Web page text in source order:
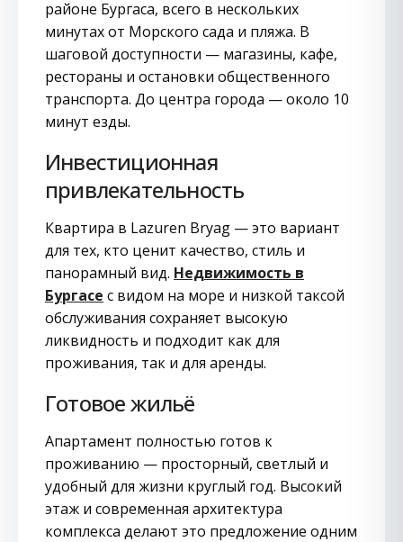
районе Бургаса, всего в нескольких
минутах от Морского сада и пляжа. В
шаговой доступности — магазины, кафе,
рестораны и остановки общественного
транспорта. До центра города — около 10
минут езды.
Инвестиционная
привлекательность
Квартира в Lazuren Bryag — это вариант
для тех, кто ценит качество, стиль и
панорамный вид. Недвижимость в
Бургасе с видом на море и низкой таксой
обслуживания сохраняет высокую
ликвидность и подходит как для
проживания, так и для аренды.
Готовое жильё
Апартамент полностью готов к
проживанию — просторный, светлый и
удобный для жизни круглый год. Высокий
этаж и современная архитектура
комплекса делают это предложение одним